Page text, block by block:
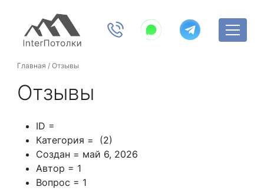
Главная / Отзывы
Отзывы
ID =
Категория = (2)
Создан = май 6, 2026
Автор = 1
Вопрос = 1